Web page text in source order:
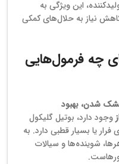
این ویژگی به
نیاز به حلال‌های کمکی
چه فرمول‌هایی
شدن، بهبود
وجود دارد، بوتیل گلیکول
یا بسیار قطبی دارد. به
شوینده‌ها و سیالات